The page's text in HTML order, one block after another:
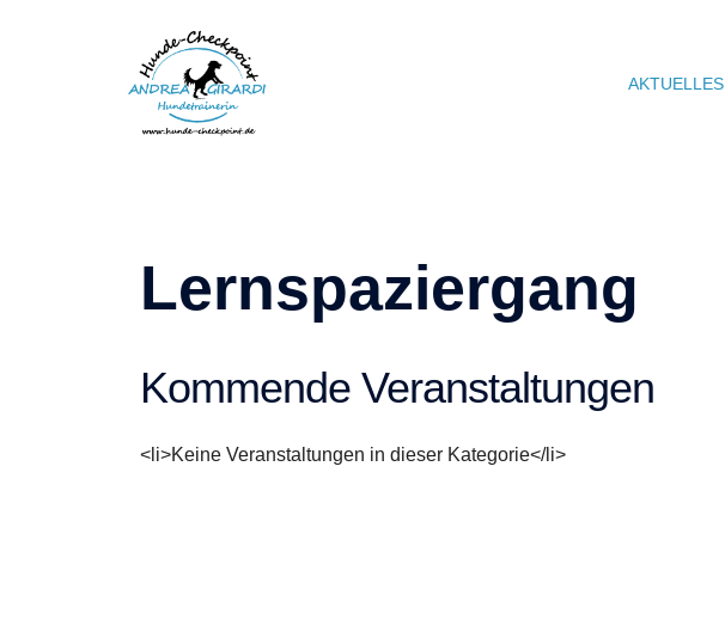
AKTUELLES
Lernspaziergang
Kommende Veranstaltungen
<li>Keine Veranstaltungen in dieser Kategorie</li>